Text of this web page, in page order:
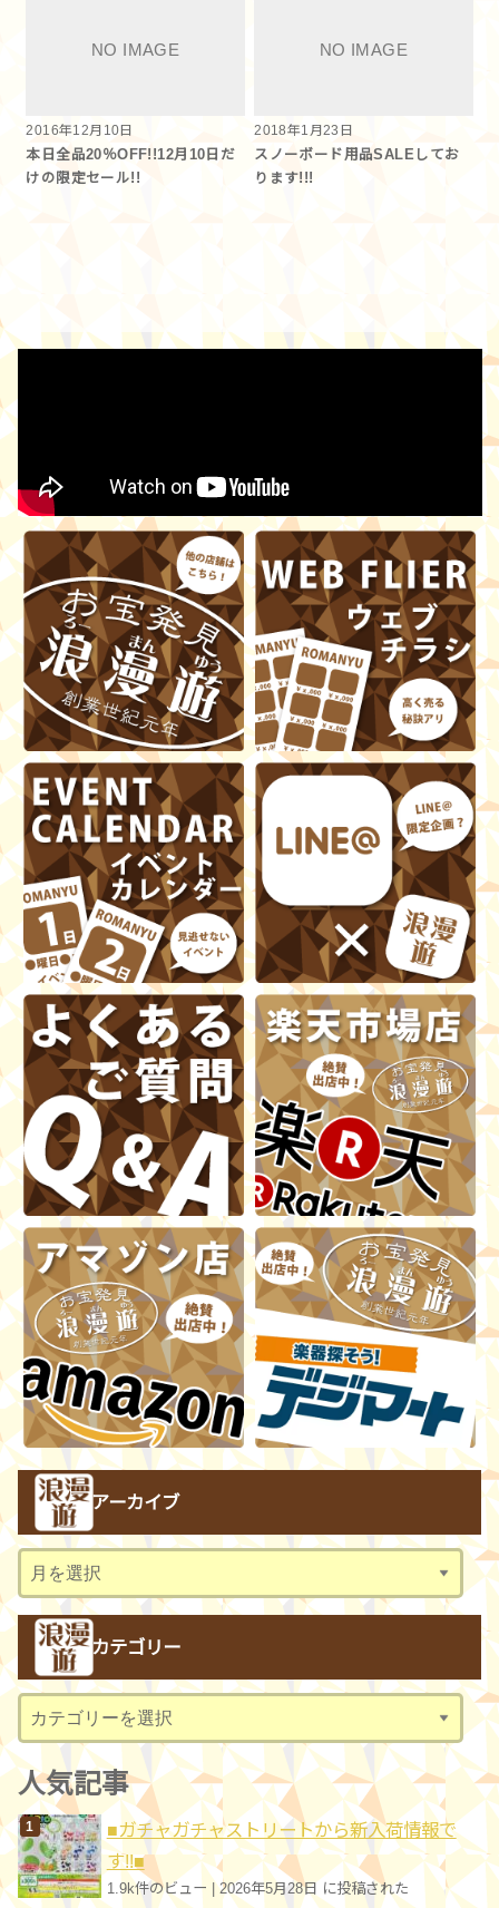
2016年12月10日
本日全品20％OFF!!12月10日だ
けの限定セール!!
2018年1月23日
スノーボード用品SALEしてお
ります!!!
アーカイブ
ー
イ
ブ
カテゴリー
テ
ゴ
リ
ー
人気記事
■ガチャガチャストリートから新入荷情報で
す!!■
1.9k件のビュー |2026年5月28日 に投稿された